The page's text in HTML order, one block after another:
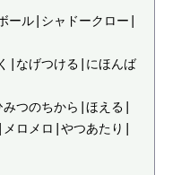
ール|シャドークロー|
|なげつける|にほんば
つのちから|ほえる|
ロメロ|やつあたり|